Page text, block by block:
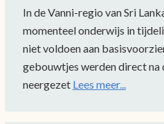
In de Vanni-regio van Sri
momenteel onderwijs in
niet voldoen aan
gebouwtjes werden direct
neergezet Lees meer...